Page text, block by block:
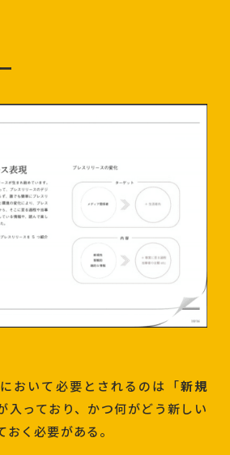
おいて必要とされるのは「新規
入っており、かつ何がどう新しい
く必要がある。